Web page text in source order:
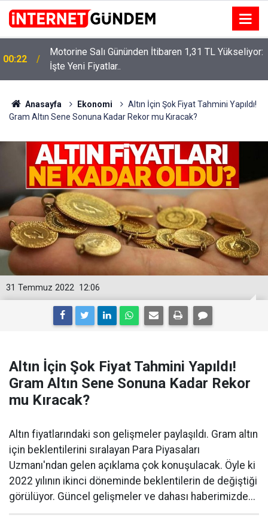
00:22
Motorine Salı Gününden İtibaren 1,31 TL Yükseliyor:
İşte Yeni Fiyatlar..
Anasayfa Ekonomi
Altın İçin Şok Fiyat Tahmini Yapıldı!
Gram Altın Sene Sonuna Kadar Rekor mu Kıracak?
12:06
31 Temmuz 2022
Altın İçin Şok Fiyat Tahmini Yapıldı!
Gram Altın Sene Sonuna Kadar Rekor
mu Kıracak?
Altın fiyatlarındaki son gelişmeler paylaşıldı. Gram altın
için beklentilerini sıralayan Para Piyasaları
Uzmanı'ndan gelen açıklama çok konuşulacak. Öyle ki
2022 yılının ikinci döneminde beklentilerin de değiştiği
görülüyor. Güncel gelişmeler ve dahası haberimizde...